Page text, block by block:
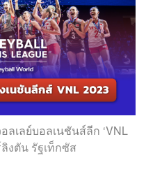
เลย์บอลเนชันส์ลีก ‘VNL
งตัน รัฐเท็กซัส